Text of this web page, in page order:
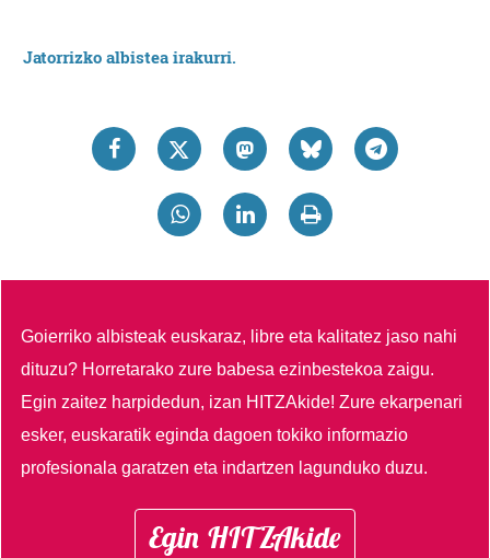
Jatorrizko albistea irakurri.
Goierriko albisteak euskaraz, libre eta kalitatez jaso nahi
dituzu? Horretarako zure babesa ezinbestekoa zaigu.
Egin zaitez harpidedun, izan HITZAkide!Zure ekarpenari
esker, euskaratik eginda dagoen tokiko informazio
profesionala garatzen eta indartzen lagunduko duzu.
Egin HITZAkide